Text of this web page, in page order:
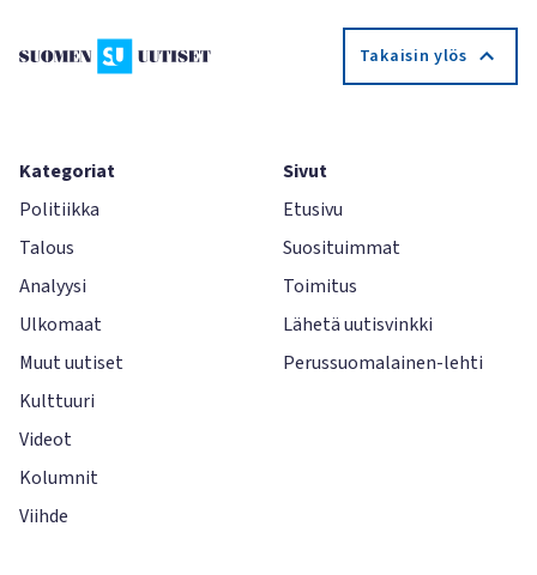
Takaisin ylös
Kategoriat
Politiikka
Talous
Analyysi
Ulkomaat
Muut uutiset
Kulttuuri
Videot
Kolumnit
Viihde
Sivut
Etusivu
Suosituimmat
Toimitus
Lähetä uutisvinkki
Perussuomalainen-lehti